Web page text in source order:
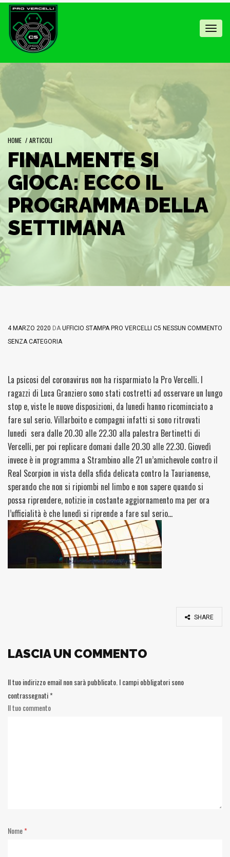
HOME / ARTICOLI
FINALMENTE SI
GIOCA: ECCO IL
PROGRAMMA DELLA
SETTIMANA
4 MARZO 2020 DA UFFICIO STAMPA PRO VERCELLI C5
SENZA CATEGORIA
NESSUN COMMENTO
La psicosi del coronavirus non ha risparmiato la Pro Vercelli. I
ragazzi di Luca Granziero sono stati costretti ad osservare un lungo
stop e, viste le nuove disposizioni, da lunedi hanno ricominciato a
fare sul serio. Villarboito e compagni infatti si sono ritrovati
lunedi sera dalle 20.30 alle 22.30 alla palestra Bertinetti di
Vercelli, per poi replicare domani dalle 20.30 alle 22.30. Giovedì
invece è in programma a Strambino alle 21 un’amichevole contro il
Real Scorpion in vista della sfida delicata contro la Taurianense,
sperando che non si ripiombi nel limbo e non sapere quando si
possa riprendere, notizie in costante aggiornamento ma per ora
l’ufficialità è che lunedì si riprende a fare sul serio…
SHARE
LASCIA UN COMMENTO
Il tuo indirizzo email non sarà pubblicato. I campi obbligatori sono
contrassegnati*
Il tuo commento
Nome*